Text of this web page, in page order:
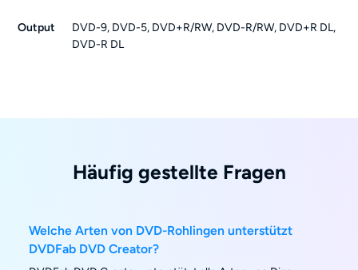
Output
DVD-9, DVD-5, DVD+R/RW, DVD-R/RW, DVD+R DL,
DVD-R DL
Häufig gestellte Fragen
Welche Arten von DVD-Rohlingen unterstützt
DVDFab DVD Creator?